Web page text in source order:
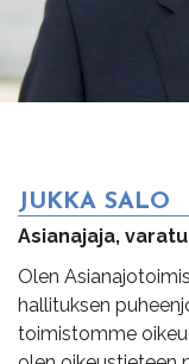
JUKKA SALO
Asianajaja,
Olen
hallituksen
toimistomme